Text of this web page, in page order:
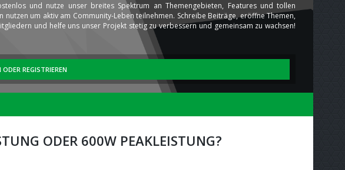
und nutze unser breites Spektrum an Themengebieten, Features und tollen
um aktiv am Community-Leben teilnehmen. Schreibe Beiträge, eröffne Themen,
und helfe uns unser Projekt stetig zu verbessern und gemeinsam zu wachsen!
REGISTRIEREN
ODER 600W PEAKLEISTUNG?